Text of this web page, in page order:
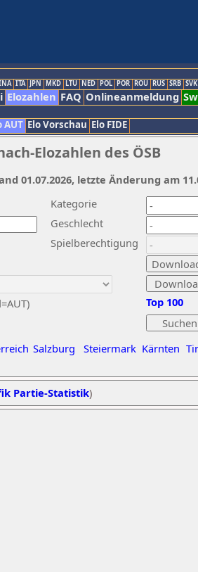
ITA JPN MKD LTU NED POL POR ROU RUS SRB SVK
Elozahlen FAQ Onlineanmeldung
AUT Elo Vorschau Elo FIDE
Elozahlen des ÖSB
Kategorie
Geschlecht
Spielberechtigung
Salzburg Steiermark Kärnten
Top 100
01.07.2026, letzte Änderung am
Partie-Statistik)